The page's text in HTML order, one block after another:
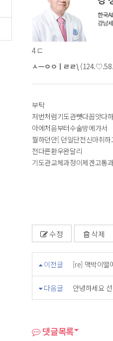
4ㄷ
ㅅㅡㅇㅇㅣㄹㄹ\
부탁
저번처럼기도관뺏다꼽앗다
아에처음부터수술방에가서
뭘하던안[ 던일단전신마취
전다른환우완달리
기도관교체과정이제겐고통
수정 삭제
이전글 [re] 맥박이떨
다음글 안녕하세요
댓글목록